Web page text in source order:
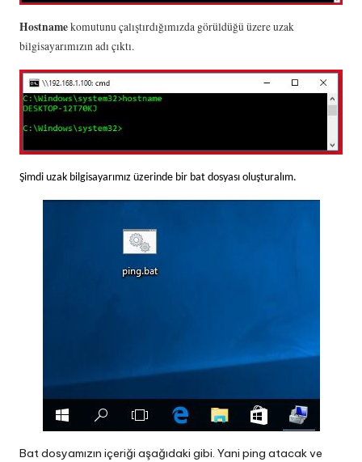
Hostnamekomutunu çalıştırdığımızda görüldüğü üzere uzak
bilgisayarımızın adı çıktı.
Şimdi uzak bilgisayarımız üzerinde bir bat dosyası oluşturalım.
Bat dosyamızın içeriği aşağıdaki gibi. Yani ping atacak ve